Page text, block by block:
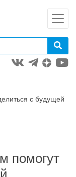
с будущей
помогут